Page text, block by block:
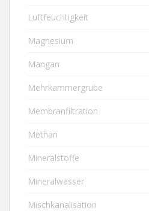
Luftfeuchtigkeit
Magnesium
Mangan
Mehrkammergrube
Membranfiltration
Methan
Mineralstoffe
Mineralwasser
Mischkanalisation